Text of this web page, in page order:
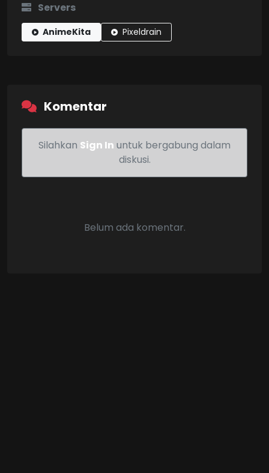
Servers
AnimeKita Pixeldrain
Komentar
Silahkan Sign In untuk bergabung dalam
diskusi.
Belum ada komentar.